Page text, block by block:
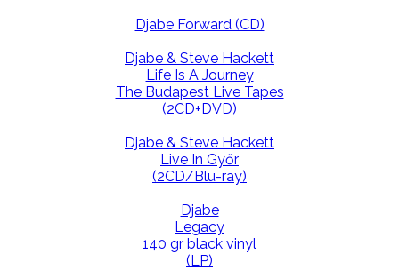
Djabe Forward (CD)
Djabe & Steve Hackett
Life Is A Journey
The Budapest Live Tapes
(2CD+DVD)
Djabe & Steve Hackett
Live In Győr
(2CD/Blu-ray)
Djabe
Legacy
140 gr black vinyl
(LP)